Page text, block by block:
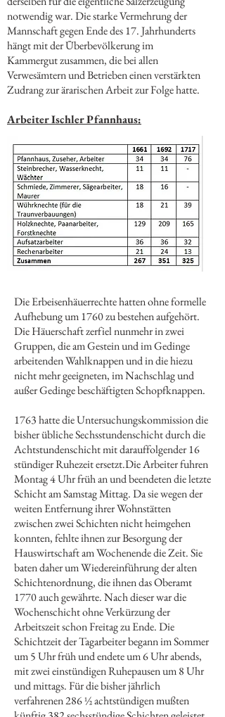
notwendig war. Die starke Vermehrung der
Mannschaft gegen Ende des 17. Jahrhunderts
hängt mit der Überbevölkerung im
Kammergut zusammen, die bei allen
Verwesämtern und Betrieben einen verstärkten
Zudrang zur ärarischen Arbeit zur Folge hatte.
Arbeiter Ischler Pfannhaus:
Die Erbeisenhäuerrechte hatten ohne formelle
Aufhebung um 1760 zu bestehen aufgehört.
Die Häuerschaft zerfiel nunmehr in zwei
Gruppen, die am Gestein und im Gedinge
arbeitenden Wahlknappen und in die hiezu
nicht mehr geeigneten, im Nachschlag und
außer Gedinge beschäftigten Schopfknappen.
1763 hatte die Untersuchungskommission die
bisher übliche Sechsstundenschicht durch die
Achtstundenschicht mit darauffolgender 16
stündiger Ruhezeit ersetzt.Die Arbeiter fuhren
Montag 4 Uhr früh an und beendeten die letzte
Schicht am Samstag Mittag. Da sie wegen der
weiten Entfernung ihrer Wohnstätten
zwischen zwei Schichten nicht heimgehen
konnten, fehlte ihnen zur Besorgung der
Hauswirtschaft am Wochenende die Zeit. Sie
baten daher um Wiedereinführung der alten
Schichtenordnung, die ihnen das Oberamt
1770 auch gewährte. Nach dieser war die
Wochenschicht ohne Verkürzung der
Arbeitszeit schon Freitag zu Ende. Die
Schichtzeit der Tagarbeiter begann im Sommer
um 5 Uhr früh und endete um 6 Uhr abends,
mit zwei einstündigen Ruhepausen um 8 Uhr
und mittags. Für die bisher jährlich
verfahrenen 286 ½ achtstündigen mußten